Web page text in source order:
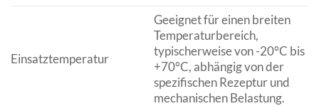
Einsatztemperatur
Geeignet für einen breiten
Temperaturbereich,
typischerweise von -20°C bis
+70°C, abhängig von der
spezifischen Rezeptur und
mechanischen Belastung.